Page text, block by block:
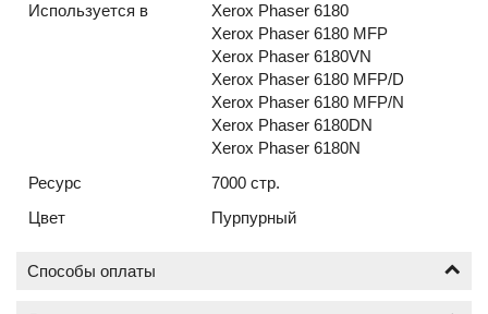
Используется в
Xerox Phaser 6180
Xerox Phaser 6180 MFP
Xerox Phaser 6180VN
Xerox Phaser 6180 MFP/D
Xerox Phaser 6180 MFP/N
Xerox Phaser 6180DN
Xerox Phaser 6180N
Ресурс
7000 стр.
Цвет
Пурпурный
Способы оплаты